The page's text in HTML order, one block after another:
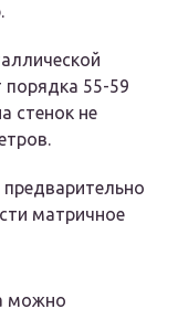
порядка 55-59
стенок не
матричное
можно